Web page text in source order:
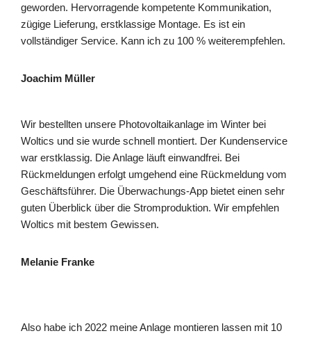
geworden. Hervorragende kompetente Kommunikation,
zügige Lieferung, erstklassige Montage. Es ist ein
vollständiger Service. Kann ich zu 100 % weiterempfehlen.
Joachim Müller
Wir bestellten unsere Photovoltaikanlage im Winter bei
Woltics und sie wurde schnell montiert. Der Kundenservice
war erstklassig. Die Anlage läuft einwandfrei. Bei
Rückmeldungen erfolgt umgehend eine Rückmeldung vom
Geschäftsführer. Die Überwachungs-App bietet einen sehr
guten Überblick über die Stromproduktion. Wir empfehlen
Woltics mit bestem Gewissen.
Melanie Franke
Also habe ich 2022 meine Anlage montieren lassen mit 10